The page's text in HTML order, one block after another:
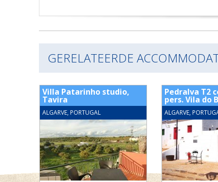
GERELATEERDE
Villa Patarinho studio,
Tavira
ALGARVE, PORTUGAL
Pedralva T2
pers. Vila do
ALGARVE,